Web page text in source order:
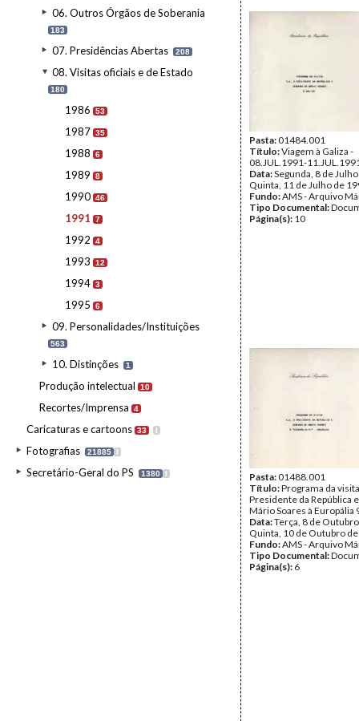
06. Outros Órgãos de Soberania
183
07. Presidências Abertas 208
08. Visitas oficiais e de Estado
180
1986 53
1987 35
1988 6
1989 8
1990 46
1991 7
1992 4
1993 12
1994 3
1995 6
09. Personalidades/Instituições
563
10. Distinções 1
Produção intelectual 10
Recortes/Imprensa 4
Caricaturas e cartoons 33 I
Fotografias 21885 I
Secretário-Geral do PS 1380 I
Pasta:01484.001
Título:Viagem à Galiza -
08.JUL.1991-
Data:Segunda, 8 de
Quinta, 11 de Julho de
Fundo:AMS - Arquivo
Tipo Documental:
Página(s): 10
Pasta:01488.001
Título:Programa da
Presidente da República
Mário Soares à Europália
Data:Terça, 8 de
Quinta, 10 de Outubro
Fundo:AMS - Arquivo
Tipo Documental:
Página(s): 6